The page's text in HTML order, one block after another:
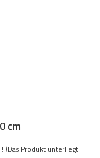
cm
(Das Produkt unterliegt